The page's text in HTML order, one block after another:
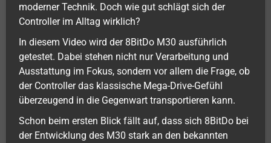
moderner Technik. Doch wie gut schlägt sich der
Controller im Alltag wirklich?
In diesem Video wird der 8BitDo M30 ausführlich
getestet. Dabei stehen nicht nur Verarbeitung und
Ausstattung im Fokus, sondern vor allem die Frage, ob
der Controller das klassische Mega-Drive-Gefühl
überzeugend in die Gegenwart transportieren kann.
Schon beim ersten Blick fällt auf, dass sich 8BitDo bei
der Entwicklung des M30 stark an den bekannten